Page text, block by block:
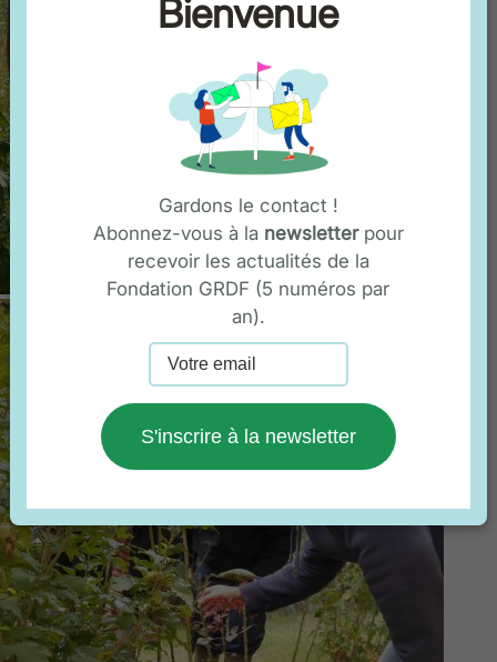
Bienvenue
Gardons le contact !
Abonnez-vous à la newsletterpour
recevoir les actualités de la
Fondation GRDF (5 numéros par
an).
S'inscrire à la newsletter